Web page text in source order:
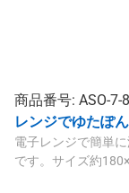
商品番号: ASO-7-
レンジでゆたぽ
電子レンジで簡単
です。サイズ約